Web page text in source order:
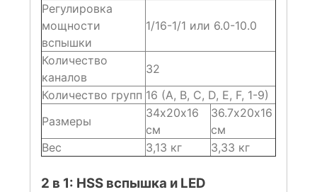
Регулировка
мощности
вспышки
1/16-1/1 или 6.0-10.0
Количество
каналов
32
Количество групп 16 (A, B, C, D, E, F, 1-9)
Размеры
34х20х16
см
36.7х20х16
см
Вес
3,13 кг 3,33 кг
2 в 1: HSS вспышка и LED